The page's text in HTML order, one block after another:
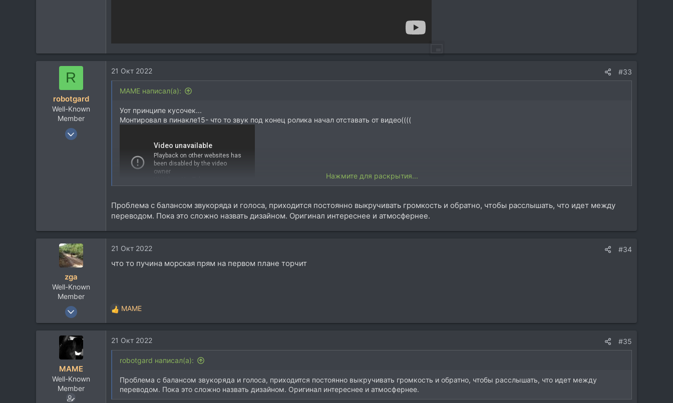
R
robotgard
Well-Known
Member
9 Сен 2018
21 Окт 2022 #33
MAME написал(а):
Уот принципе кусочек...
Монтировал в пинакле15- что то звук под конец ролика начал отставать от видео((((
Нажмите для раскрытия...
Проблема с балансом звукоряда и голоса, приходится постоянно выкручивать громкость и обратно, чтобы расслышать, что идет между
переводом. Пока это сложно назвать дизайном. Оригинал интереснее и атмосфернее.
zga
Well-Known
Member
15 Авг 2004
2.964
21 Окт 2022 #34
что то пучина морская прям на первом плане торчит
Р
е
к
ц
MAME
MAME
Well-Known
Member
21 Окт 2022 #35
robotgard написал(а):
Проблема с балансом звукоряда и голоса, приходится постоянно выкручивать громкость и обратно, чтобы расслышать, что идет между
переводом. Пока это сложно назвать дизайном. Оригинал интереснее и атмосфернее.